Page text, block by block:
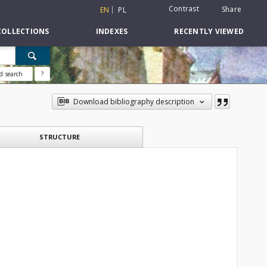
EN PL Contrast Share
INDEXES RECENTLY VIEWED
search ?
Download bibliography description
STRUCTURE